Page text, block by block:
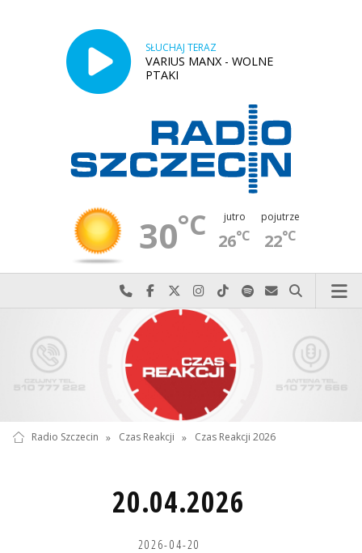
SŁUCHAJ TERAZ
VARIUS MANX - WOLNE
PTAKI
30°C jutro
26°C
pojutrze
22°C
Najlepiej po prostu do nas zadzwoń
Odwiedź nas na Facebook-u
Odwiedź nas na X
Odwiedź nas na Instagram-ie
Odwiedź nas na TikTok-u
Szukaj nas na Spotify
Wyślij do nas
Szukaj
Radio Szczecin » Czas Reakcji » Czas Reakcji 2026
20.04.2026
2026-04-20